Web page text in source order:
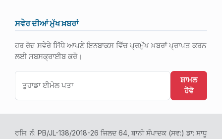
ਸਵੇਰ ਦੀਆਂ ਮੁੱਖ ਖ਼ਬਰਾਂ
ਹਰ ਰੋਜ਼ ਸਵੇਰੇ ਸਿੱਧੇ ਆਪਣੇ ਇਨਬਾਕਸ ਵਿੱਚ ਪ੍ਰਮੁੱਖ ਖ਼ਬਰਾਂ ਪ੍ਰਾਪਤ ਕਰਨ
ਲਈ ਸਬਸਕ੍ਰਾਈਬ ਕਰੋ।
ਸ਼ਾਮਲ
ਹੋਵੋ
ਰਜਿ: ਨੰ: PB/JL-138/2018-26 ਜਿਲਦ 64, ਬਾਨੀ ਸੰਪਾਦਕ (ਸਵ:) ਡਾ: ਸਾਧੂ